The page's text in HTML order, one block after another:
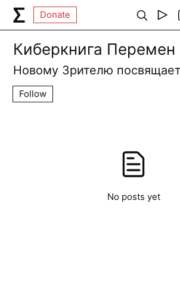
Donate
Киберкнига Перемен
Новому Зрителю
Follow
No posts yet